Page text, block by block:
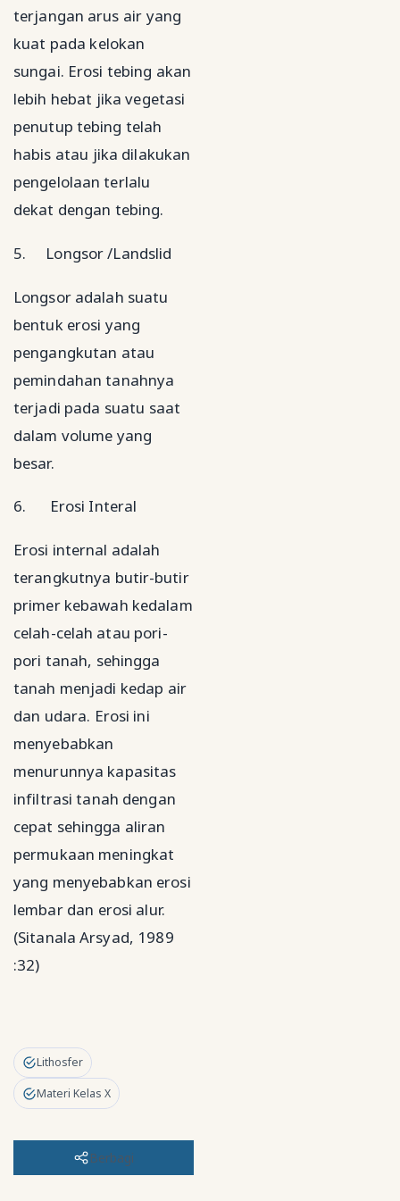
terjangan arus air yang
kuat pada kelokan
sungai. Erosi tebing akan
lebih hebat jika vegetasi
penutup tebing telah
habis atau jika dilakukan
pengelolaan terlalu
dekat dengan tebing.
5. Longsor /Landslid
Longsor adalah suatu
bentuk erosi yang
pengangkutan atau
pemindahan tanahnya
terjadi pada suatu saat
dalam volume yang
besar.
6. Erosi Interal
Erosi internal adalah
terangkutnya butir-butir
primer kebawah kedalam
celah-celah atau pori-
pori tanah, sehingga
tanah menjadi kedap air
dan udara. Erosi ini
menyebabkan
menurunnya kapasitas
infiltrasi tanah dengan
cepat sehingga aliran
permukaan meningkat
yang menyebabkan erosi
lembar dan erosi alur.
(Sitanala Arsyad, 1989
:32)
Lithosfer
Materi Kelas X
Berbagi